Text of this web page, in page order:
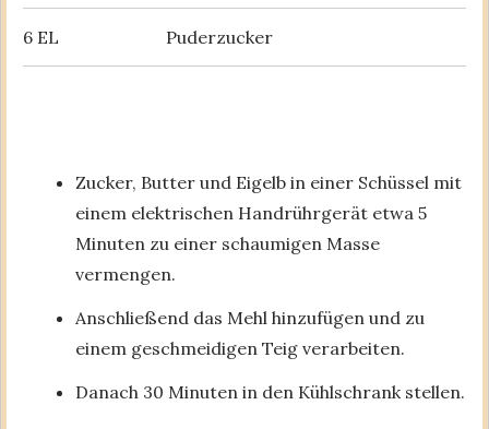
6 EL Puderzucker
Zucker, Butter und Eigelb in einer Schüssel mit
einem elektrischen Handrührgerät etwa 5
Minuten zu einer schaumigen Masse
vermengen.
Anschließend das Mehl hinzufügen und zu
einem geschmeidigen Teig verarbeiten.
Danach 30 Minuten in den Kühlschrank stellen.